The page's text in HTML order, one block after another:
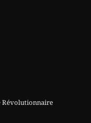
Révolutionnaire